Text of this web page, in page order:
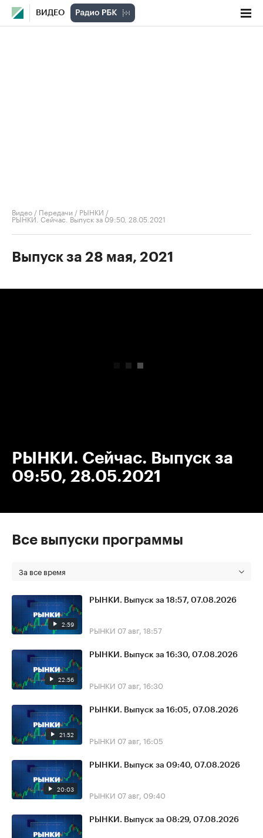
ВИДЕО
Видео / Передачи / РЫНКИ /
РЫНКИ. Сейчас. Выпуск за 09:50, 28.05.2021
Выпуск за 28 мая, 2021
РЫНКИ. Сейчас. Выпуск за
09:50, 28.05.2021
Все выпуски программы
За все время
2:59
РЫНКИ. Выпуск за 18:57, 07.08.2026
РЫНКИ 07 авг, 18:57
22:56
РЫНКИ. Выпуск за 16:30, 07.08.2026
РЫНКИ 07 авг, 16:30
21:52
РЫНКИ. Выпуск за 16:05, 07.08.2026
РЫНКИ 07 авг, 16:05
20:03
РЫНКИ. Выпуск за 09:40, 07.08.2026
РЫНКИ 07 авг, 09:40
РЫНКИ. Выпуск за 08:29, 07.08.2026